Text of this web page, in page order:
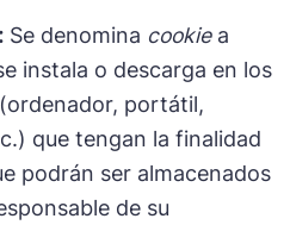
Se denomina cookiea
instala o descarga en los
portátil,
que tengan la finalidad
podrán ser almacenados
de su